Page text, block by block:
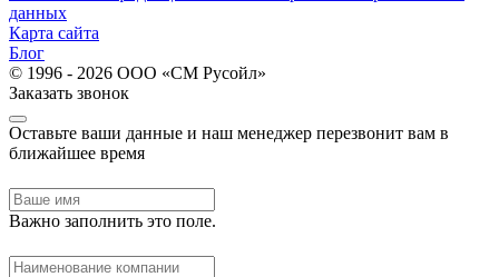
данных
Карта сайта
Блог
© 1996 - 2026 ООО «СМ Русойл»
Заказать звонок
Оставьте ваши данные и наш менеджер перезвонит вам в
ближайшее время
Важно заполнить это поле.